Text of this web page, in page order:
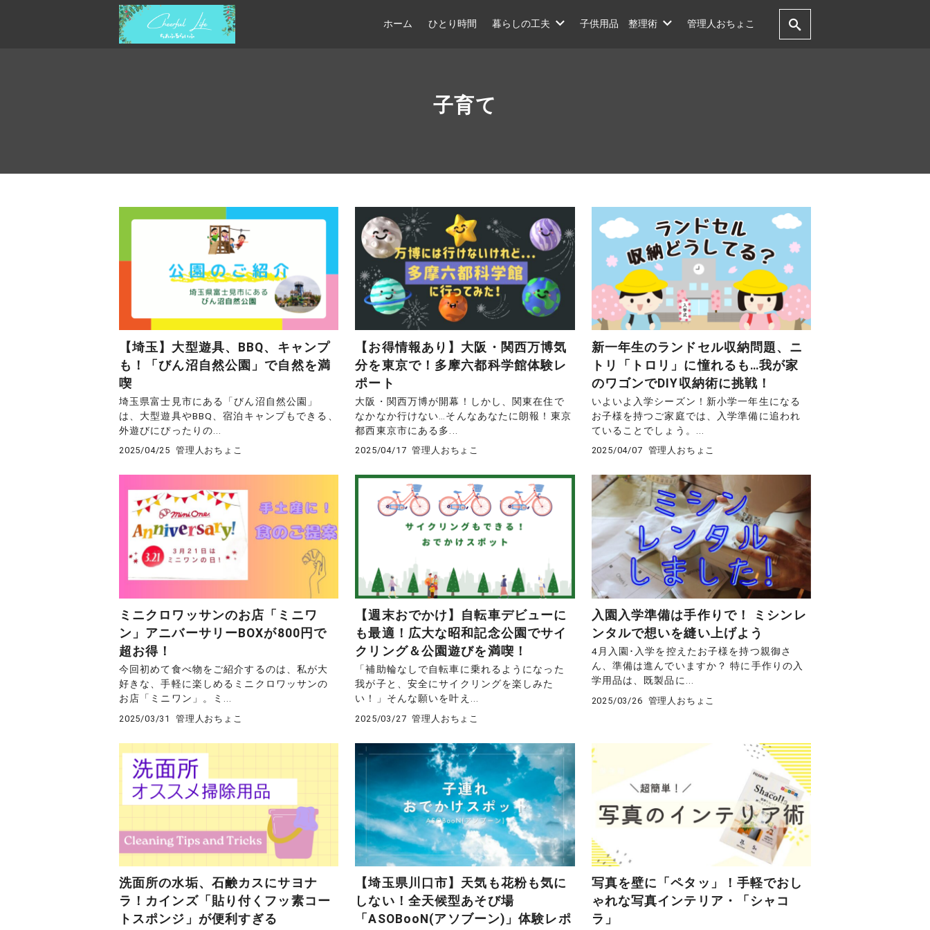
ホーム ひとり時間 暮らしの工夫 子供用品 整理術 管理人おちょこ
子育て
【埼玉】大型遊具、BBQ、キャンプ
も！「びん沼自然公園」で自然を満
喫
埼玉県富士見市にある「びん沼自然公園」
は、大型遊具やBBQ、宿泊キャンプもできる、
外遊びにぴったりの...
2025/04/25 管理人おちょこ
【お得情報あり】大阪・関西万博気
分を東京で！多摩六都科学館体験レ
ポート
大阪・関西万博が開幕！しかし、関東在住で
なかなか行けない…そんなあなたに朗報！東京
都西東京市にある多...
2025/04/17 管理人おちょこ
新一年生のランドセル収納問題、ニ
トリ「トロリ」に憧れるも…我が家
のワゴンでDIY収納術に挑戦！
いよいよ入学シーズン！新小学一年生になる
お子様を持つご家庭では、入学準備に追われ
ていることでしょう。...
2025/04/07 管理人おちょこ
ミニクロワッサンのお店「ミニワ
ン」アニバーサリーBOXが800円で
超お得！
今回初めて食べ物をご紹介するのは、私が大
好きな、手軽に楽しめるミニクロワッサンの
お店「ミニワン」。ミ...
2025/03/31 管理人おちょこ
【週末おでかけ】自転車デビューに
も最適！広大な昭和記念公園でサイ
クリング＆公園遊びを満喫！
「補助輪なしで自転車に乗れるようになった
我が子と、安全にサイクリングを楽しみた
い！」そんな願いを叶え...
2025/03/27 管理人おちょこ
入園入学準備は手作りで！ ミシンレ
ンタルで想いを縫い上げよう
4月入園･入学を控えたお子様を持つ親御さ
ん、準備は進んでいますか？ 特に手作りの入
学用品は、既製品に...
2025/03/26 管理人おちょこ
洗面所の水垢、石鹸カスにサヨナ
ラ！カインズ「貼り付くフッ素コー
トスポンジ」が便利すぎる
【埼玉県川口市】天気も花粉も気に
しない！全天候型あそび場
「ASOBooN(アソブーン)」体験レポ
写真を壁に「ペタッ」！手軽でおし
ゃれな写真インテリア・「シャコ
ラ」